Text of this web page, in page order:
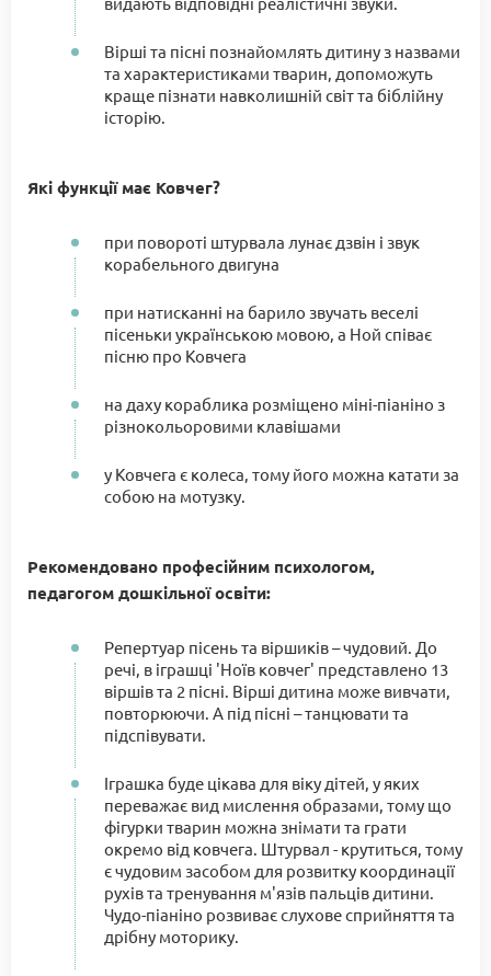
Вірші та пісні познайомлять дитину з назвами
та характеристиками тварин, допоможуть
краще пізнати навколишній світ та біблійну
історію.
Які функції має Ковчег?
при повороті штурвала лунає дзвін і звук
корабельного двигуна
при натисканні на барило звучать веселі
пісеньки українською мовою, а Ной співає
пісню про Ковчега
на даху кораблика розміщено міні-піаніно з
різнокольоровими клавішами
у Ковчега є колеса, тому його можна катати за
собою на мотузку.
Рекомендовано професійним психологом,
педагогом дошкільної освіти:
Репертуар пісень та віршиків – чудовий. До
речі, в іграшці 'Ноїв ковчег' представлено 13
віршів та 2 пісні. Вірші дитина може вивчати,
повторюючи. А під пісні – танцювати та
підспівувати.
Іграшка буде цікава для віку дітей, у яких
переважає вид мислення образами, тому що
фігурки тварин можна знімати та грати
окремо від ковчега. Штурвал - крутиться, тому
є чудовим засобом для розвитку координації
рухів та тренування м'язів пальців дитини.
Чудо-піаніно розвиває слухове сприйняття та
дрібну моторику.